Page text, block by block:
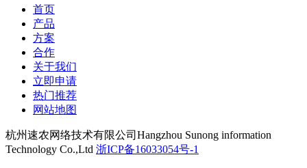
首页
产品
方案
合作
关于我们
立即申请
热门推荐
网站地图
杭州速农网络技术有限公司 Hangzhou Sunong information
Technology Co.,Ltd 浙ICP备16033054号-1